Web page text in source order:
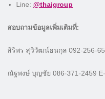
Line: @thaigroup
สอบถามข้อมูลเพิ่มเติมที่:
สิริพร สุวิวัฒน์ธนกุล 092-256-
ณัฐพงษ์ บุญชัย 086-371-2459